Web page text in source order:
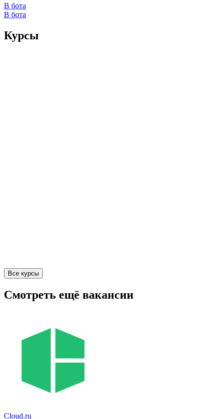
В бота
В бота
Курсы
Все курсы
Смотреть ещё вакансии
Cloud.ru